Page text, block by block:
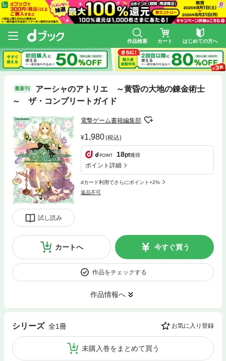
作品検索 カート はじめての方へ
最新刊
アーシャのアトリエ ～黄昏の大地の錬金術士
～ ザ・コンプリートガイド
試し読み
電撃ゲーム書籍編集部
1,980(税込)
18pt獲得
ポイント詳細
dカード利用でさらにポイント+2%
返品不可
カートへ 今すぐ買う
作品をチェックする
作品情報へ
シリーズ 全1冊 お気に入り登録
未購入巻をまとめて買う